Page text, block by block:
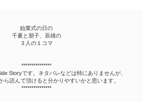
始業式の日の
千夏と朋子、辰雄の
３人の１コマ
***************
Storyです。ネタバレなどは特にありませんが、
ら読んで頂けると分かりやすいかと思います。
***************